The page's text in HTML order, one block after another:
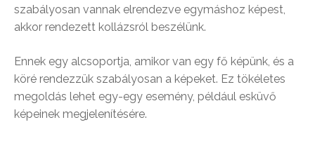
szabályosan vannak elrendezve egymáshoz képest,
akkor rendezett kollázsról beszélünk.
Ennek egy alcsoportja, amikor van egy fő képünk, és a
köré rendezzük szabályosan a képeket. Ez tökéletes
megoldás lehet egy-egy esemény, például esküvő
képeinek megjelenítésére.